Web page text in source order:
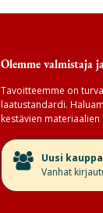
Olemme valmistaja
Tavoitteemme on
laatustandardi.
kestävien materiaalien
​Uusi
Vanhat